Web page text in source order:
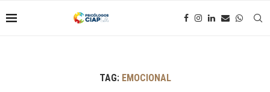
TAG: EMOCIONAL